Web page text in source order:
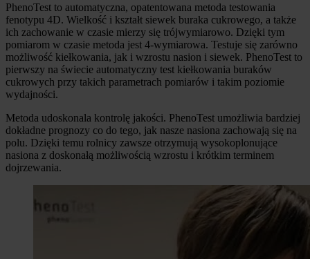
PhenoTest to automatyczna, opatentowana metoda testowania
fenotypu 4D. Wielkość i kształt siewek buraka cukrowego, a także
ich zachowanie w czasie mierzy się trójwymiarowo. Dzięki tym
pomiarom w czasie metoda jest 4-wymiarowa. Testuje się zarówno
możliwość kiełkowania, jak i wzrostu nasion i siewek. PhenoTest to
pierwszy na świecie automatyczny test kiełkowania buraków
cukrowych przy takich parametrach pomiarów i takim poziomie
wydajności.
Metoda udoskonala kontrolę jakości. PhenoTest umożliwia bardziej
dokładne prognozy co do tego, jak nasze nasiona zachowają się na
polu. Dzięki temu rolnicy zawsze otrzymują wysokoplonujące
nasiona z doskonałą możliwością wzrostu i krótkim terminem
dojrzewania.